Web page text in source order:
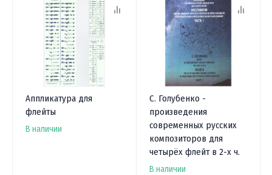
Аппликатура для
флейты
В наличии
С. Голубенко -
произведения
современных русских
композиторов для
четырёх флейт в 2-х ч.
В наличии